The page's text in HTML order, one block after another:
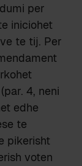
per
iniciohet
te tij. Per
4, neni
edhe
te
pikerisht
voten